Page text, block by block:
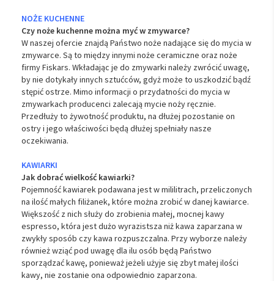
NOŻE KUCHENNE
Czy noże kuchenne można myć w zmywarce?
W naszej ofercie znajdą Państwo noże nadające się do mycia w
zmywarce. Są to między innymi noże ceramiczne oraz noże
firmy Fiskars. Wkładając je do zmywarki należy zwrócić uwagę,
by nie dotykały innych sztućców, gdyż może to uszkodzić bądź
stępić ostrze. Mimo informacji o przydatności do mycia w
zmywarkach producenci zalecają mycie noży ręcznie.
Przedłuży to żywotność produktu, na dłużej pozostanie on
ostry i jego właściwości będą dłużej spełniały nasze
oczekiwania.
KAWIARKI
Jak dobrać wielkość kawiarki?
Pojemność kawiarek podawana jest w mililitrach, przeliczonych
na ilość małych filiżanek, które można zrobić w danej kawiarce.
Większość z nich służy do zrobienia małej, mocnej kawy
espresso, która jest dużo wyrazistsza niż kawa zaparzana w
zwykły sposób czy kawa rozpuszczalna. Przy wyborze należy
również wziąć pod uwagę dla ilu osób będą Państwo
sporządzać kawę, ponieważ jeżeli użyje się zbyt małej ilości
kawy, nie zostanie ona odpowiednio zaparzona.